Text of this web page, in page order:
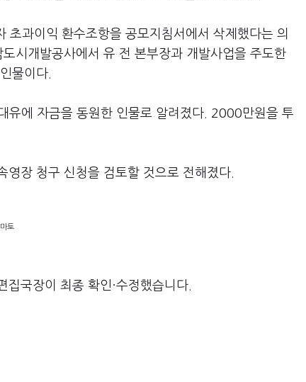
과이익 환수조항을 공모지침서에서 삭제했다는 의
시개발공사에서 유 전 본부장과 개발사업을 주도한
물이다.
유에 자금을 동원한 인물로 알려졌다. 2000만원을 투
장 청구 신청을 검토할 것으로 전해졌다.
토
국장이 최종 확인·수정했습니다.